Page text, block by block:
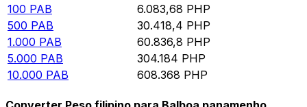
100 PAB 6.083,68 PHP
500 PAB 30.418,4 PHP
1.000 PAB 60.836,8 PHP
5.000 PAB 304.184 PHP
10.000 PAB 608.368 PHP